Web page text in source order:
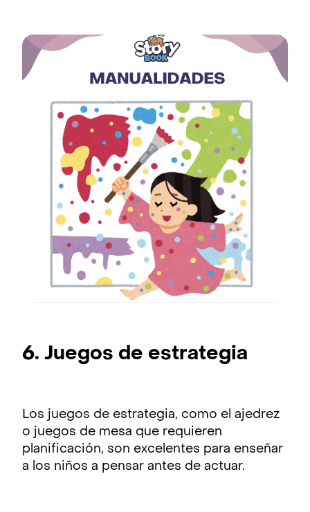
6. Juegos de estrategia
Los juegos de estrategia, como el ajedrez
o juegos de mesa que requieren
planificación, son excelentes para enseñar
a los niños a pensar antes de actuar.